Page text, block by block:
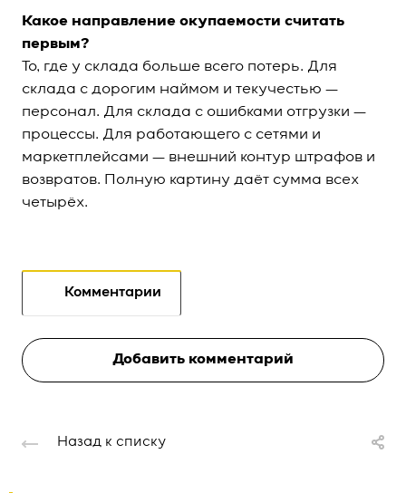
Какое направление окупаемости считать
первым?
То, где у склада больше всего потерь. Для
склада с дорогим наймом и текучестью —
персонал. Для склада с ошибками отгрузки —
процессы. Для работающего с сетями и
маркетплейсами — внешний контур штрафов и
возвратов. Полную картину даёт сумма всех
четырёх.
Комментарии
Добавить комментарий
Назад к списку